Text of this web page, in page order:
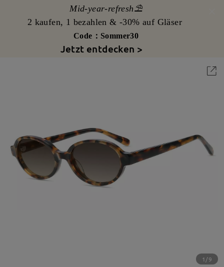
Mid-year-refresh⛱️
2 kaufen, 1 bezahlen & -30% auf Gläser
Code：Sommer30
Jetzt entdecken >
1/9